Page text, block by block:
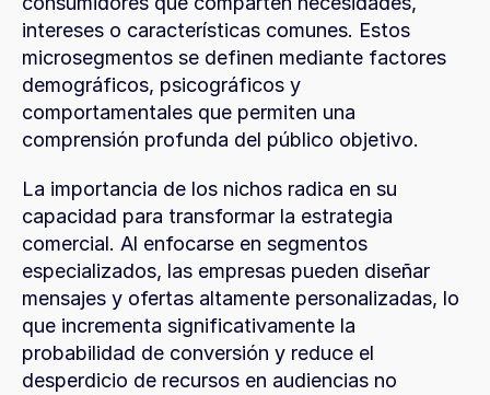
intereses o características comunes. Estos
microsegmentos se definen mediante factores
demográficos, psicográficos y
comportamentales que permiten una
comprensión profunda del público objetivo.
La importancia de los nichos radica en su
capacidad para transformar la estrategia
comercial. Al enfocarse en segmentos
especializados, las empresas pueden diseñar
mensajes y ofertas altamente personalizadas, lo
que incrementa significativamente la
probabilidad de conversión y reduce el
desperdicio de recursos en audiencias no